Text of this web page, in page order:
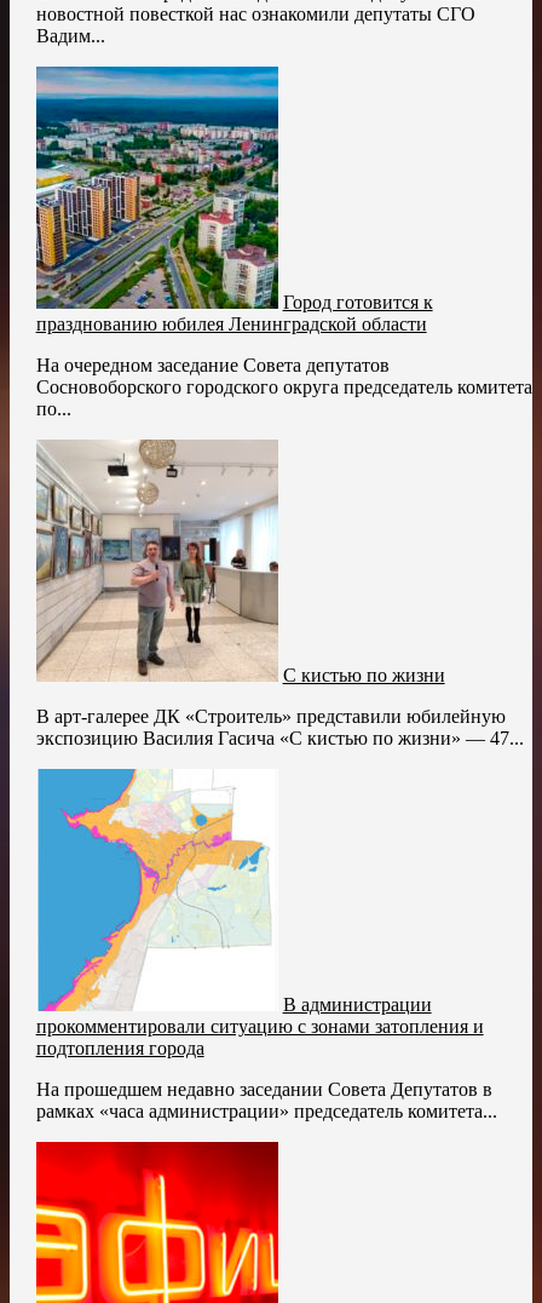
новостной повесткой нас ознакомили депутаты СГО
Вадим...
Город готовится к
празднованию юбилея Ленинградской области
На очередном заседание Совета депутатов
Сосновоборского городского округа председатель комитета
по...
С кистью по жизни
В арт-галерее ДК «Строитель» представили юбилейную
экспозицию Василия Гасича «С кистью по жизни» — 47...
В администрации
прокомментировали ситуацию с зонами затопления и
подтопления города
На прошедшем недавно заседании Совета Депутатов в
рамках «часа администрации» председатель комитета...